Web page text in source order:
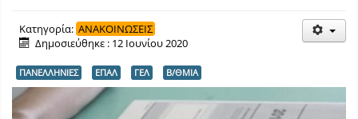
Κατηγορία: ΑΝΑΚΟΙΝΩΣΕΙΣ
Δημοσιεύθηκε : 12 Ιουνίου 2020
ΠΑΝΕΛΛΗΝΙΕΣ ΕΠΑΛ ΓΕΛ Β/ΘΜΙΑ